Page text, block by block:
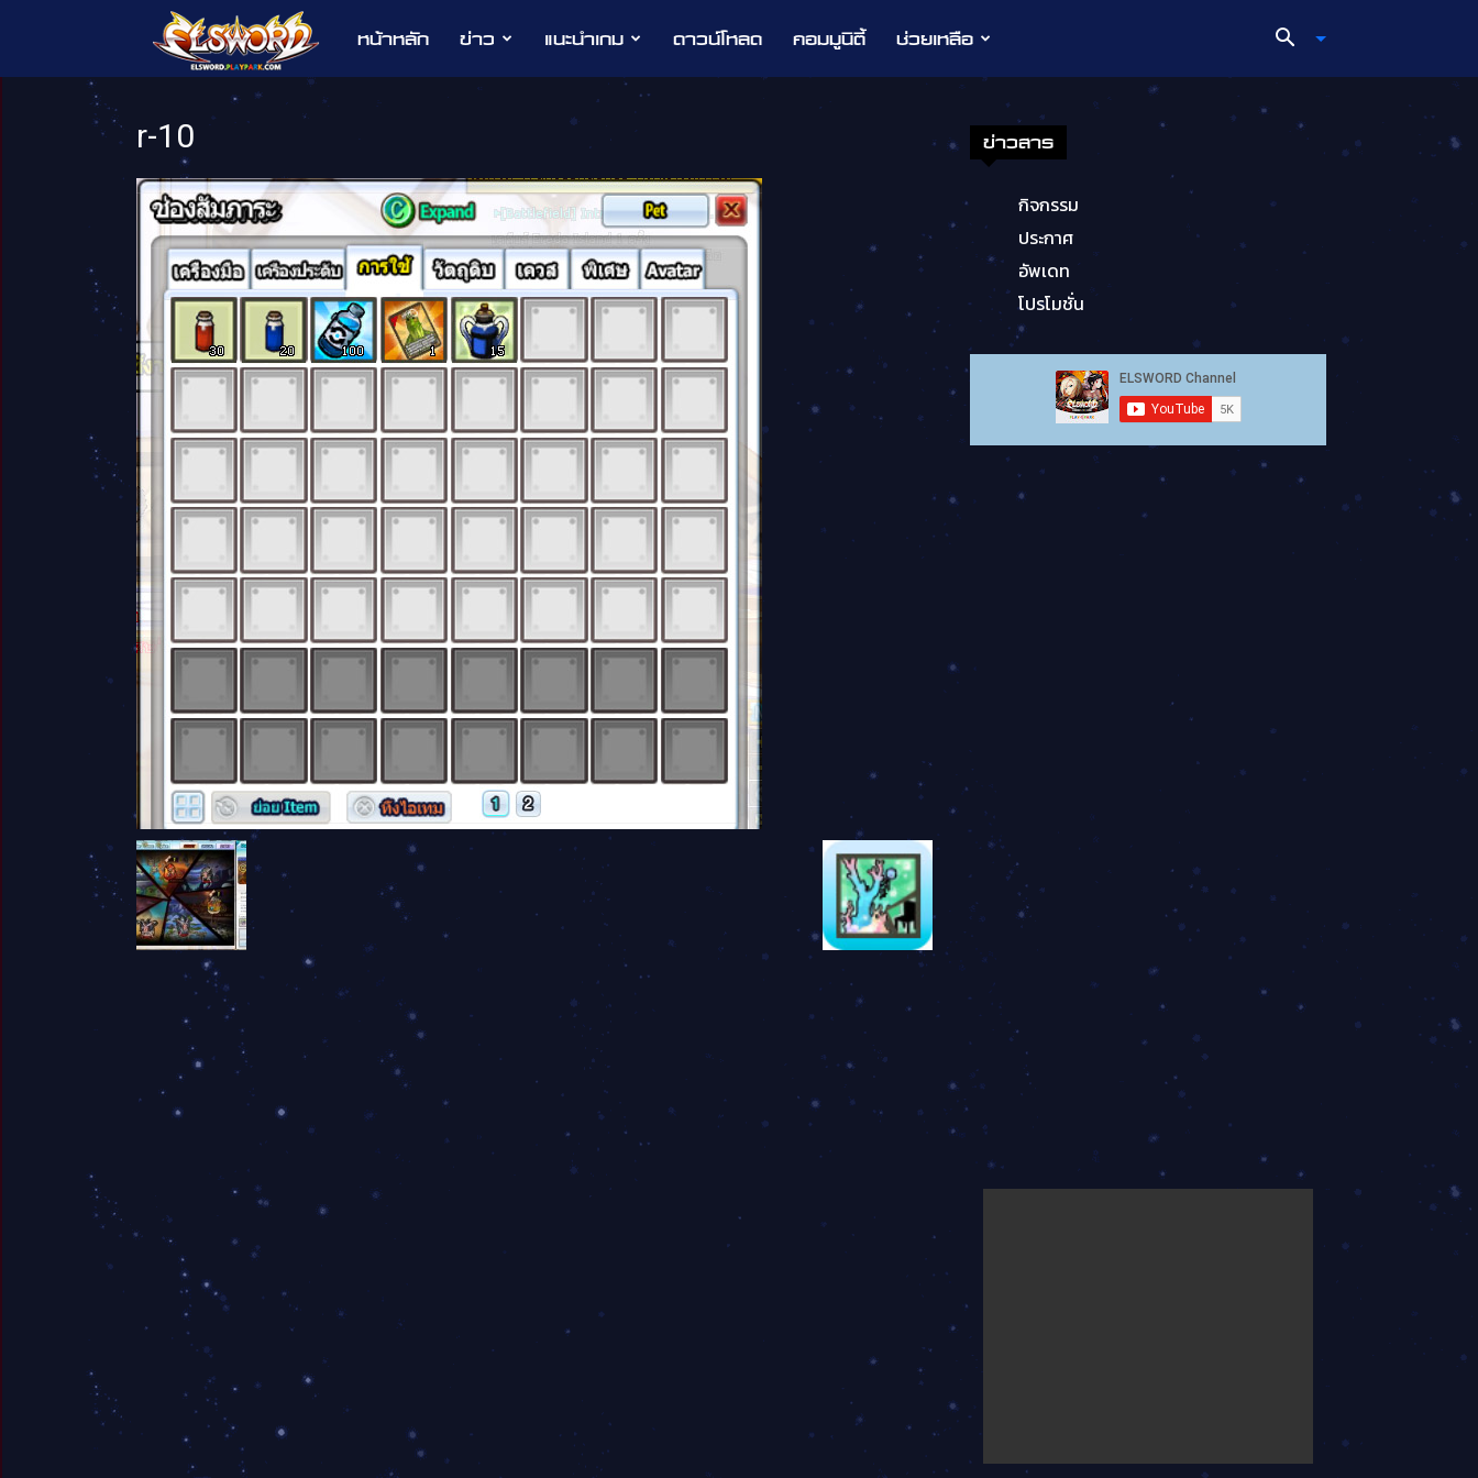
Elsword
หน้าหลัก ข่าว แนะนำเกม ดาวน์โหลด คอมมูนิตี้ ช่วยเหลือ
r-10 ข่าวสาร
กิจกรรม
ประกาศ
อัพเดท
โปรโมชั่น